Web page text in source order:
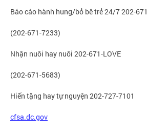
Báo cáo hành hung/bỏ bê trẻ 24/7 202-
(202-671-7233)
Nhận nuôi hay nuôi 202-671-LOVE
(202-671-5683)
Hiến tặng hay tự nguyện 202-727-7101
cfsa.dc.gov